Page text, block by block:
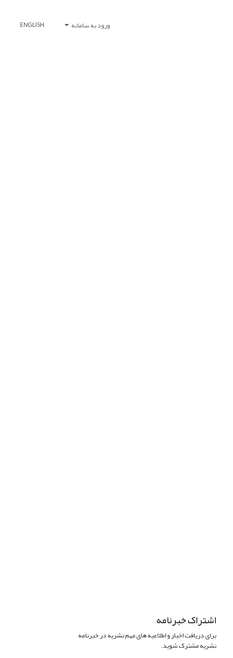
ورود به سامانه ENGLISH
اشتراک خبرنامه
برای دریافت اخبار و اطلاعیه های مهم نشریه در خبرنامه
نشریه مشترک شوید.